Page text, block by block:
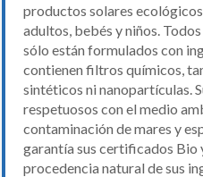
productos solares
adultos, bebés y niños.
sólo están formulados con
contienen filtros químicos,
sintéticos ni nanopartículas.
respetuosos con el medio
contaminación de mares y
garantía sus certificados Bio
procedencia natural de sus